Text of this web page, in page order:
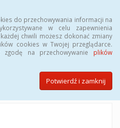
do przechowywania informacji na
w celu zapewnienia
chwili możesz dokonać zmiany
cookies w Twojej przeglądarce.
na przechowywanie plików
Potwierdź i zamknij
PUBLICZNEJ
Opola